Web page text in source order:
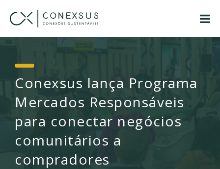
Conexsus lança Programa
Mercados Responsáveis
para conectar negócios
comunitários a
compradores